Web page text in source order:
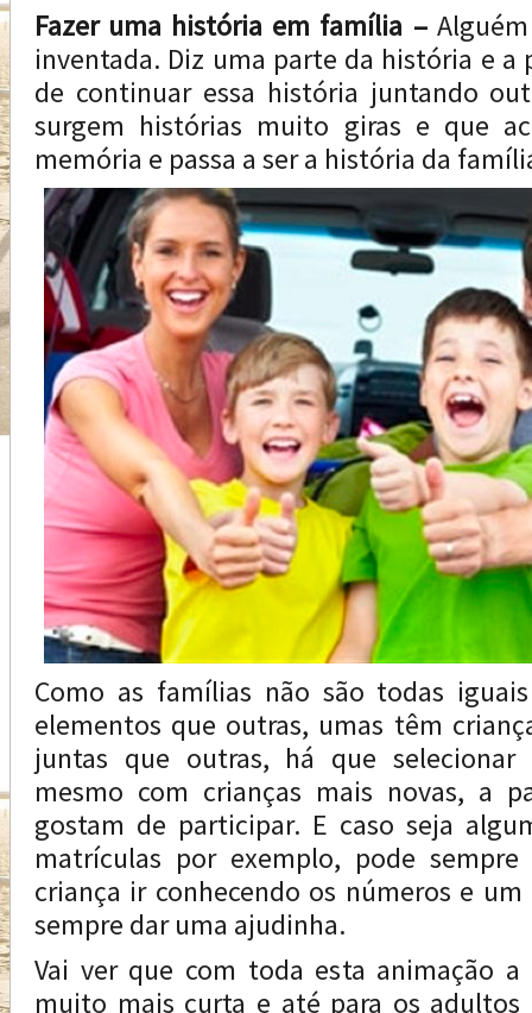
Fazer uma história em família –
inventada. Diz uma parte da história e a
de continuar essa história juntando
surgem histórias muito giras e que
memória e passa a ser a história da
Como as famílias não são todas
elementos que outras, umas têm
juntas que outras, há que selecionar
mesmo com crianças mais novas, a
gostam de participar. E caso seja
matrículas por exemplo, pode
criança ir conhecendo os números e
sempre dar uma ajudinha.
Vai ver que com toda esta animação a
muito mais curta e até para os adultos